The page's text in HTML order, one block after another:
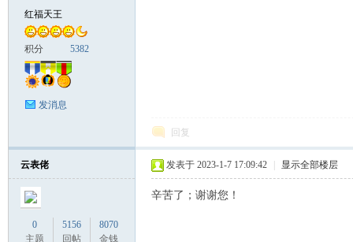
红福天王
积分 5382
发消息
回复
云表佬
0
主题
5156
回帖
8070
金钱
发表于 2023-1-7 17:09:42 显示全部楼层
辛苦了；谢谢您！